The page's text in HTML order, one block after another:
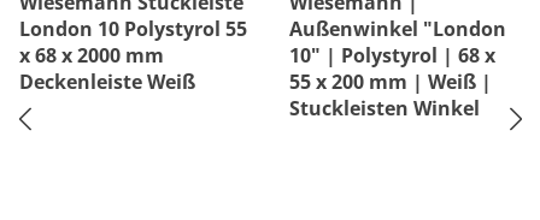
London 10 Polystyrol 55
x 68 x 2000 mm
Deckenleiste Weiß
Außenwinkel "London
10" | Polystyrol | 68 x
55 x 200 mm | Weiß |
Stuckleisten Winkel